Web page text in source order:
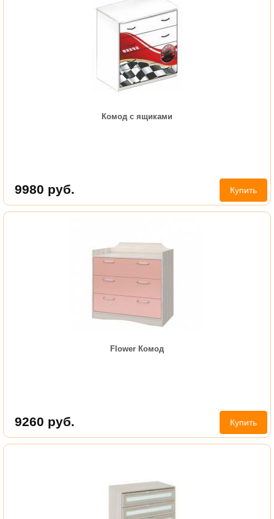
Комод с ящиками
9980 руб. Купить
Flower Комод
9260 руб. Купить